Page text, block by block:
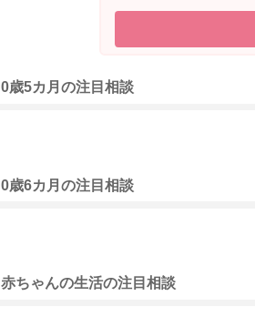
一緒にゴロゴロしてもらってみると、や
よかったら参考になさってみてください。
0歳5カ月の注目相談
0歳6カ月の注目相談
赤ちゃんの生活の注目相談